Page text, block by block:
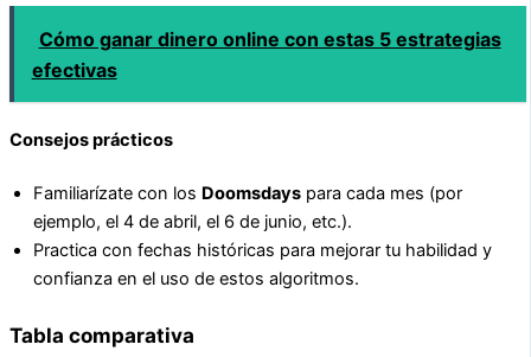
Cómo ganar dinero online con estas 5 estrategias
efectivas
Consejos prácticos
Familiarízate con los Doomsdays para cada mes (por
ejemplo, el 4 de abril, el 6 de junio, etc.).
Practica con fechas históricas para mejorar tu habilidad y
confianza en el uso de estos algoritmos.
Tabla comparativa